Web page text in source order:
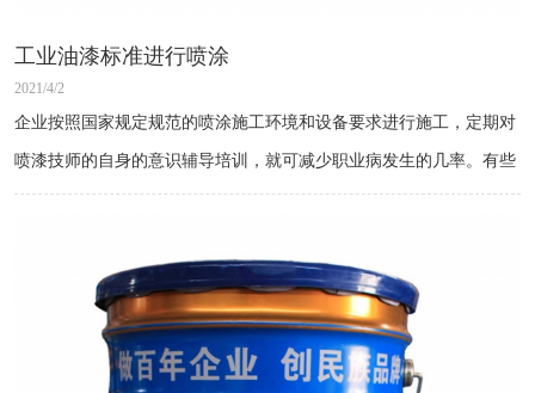
工业油漆标准进行喷涂
2021/4/2
企业按照国家规定规范的喷涂施工环境和设备要求进行施工，定期对
喷漆技师的自身的意识辅导培训，就可减少职业病发生的几率。有些
企业老板为了怕花钱忽视油漆工的健康，采取简单的预防措施，甚至
请的油漆工多是刚从农村出来的打工者，他们根本没有接受任何正规
化培训，缺乏防护意识，更容易导致中毒事件发生。